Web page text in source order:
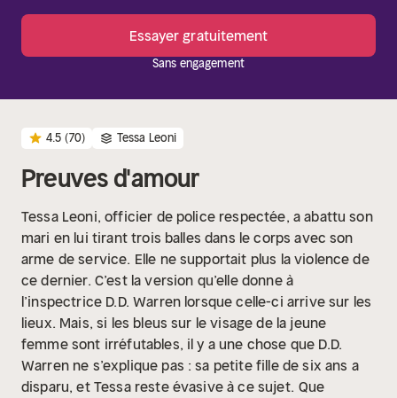
Essayer gratuitement
Sans engagement
4.5 (70) Tessa Leoni
Preuves d'amour
Tessa Leoni, officier de police respectée, a abattu son
mari en lui tirant trois balles dans le corps avec son
arme de service. Elle ne supportait plus la violence de
ce dernier. C’est la version qu’elle donne à
l’inspectrice D.D. Warren lorsque celle-ci arrive sur les
lieux. Mais, si les bleus sur le visage de la jeune
femme sont irréfutables, il y a une chose que D.D.
Warren ne s’explique pas : sa petite fille de six ans a
disparu, et Tessa reste évasive à ce sujet. Que